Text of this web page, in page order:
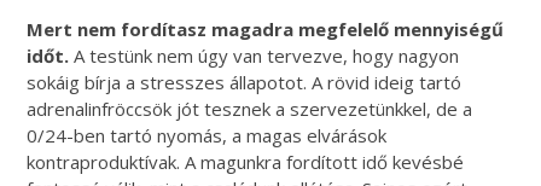
Mert nem fordítasz magadra megfelelő mennyiségű
időt. A testünk nem úgy van tervezve, hogy nagyon
sokáig bírja a stresszes állapotot. A rövid ideig tartó
adrenalinfröccsök jót tesznek a szervezetünkkel, de a
0/24-ben tartó nyomás, a magas elvárások
kontraproduktívak. A magunkra fordított idő kevésbé